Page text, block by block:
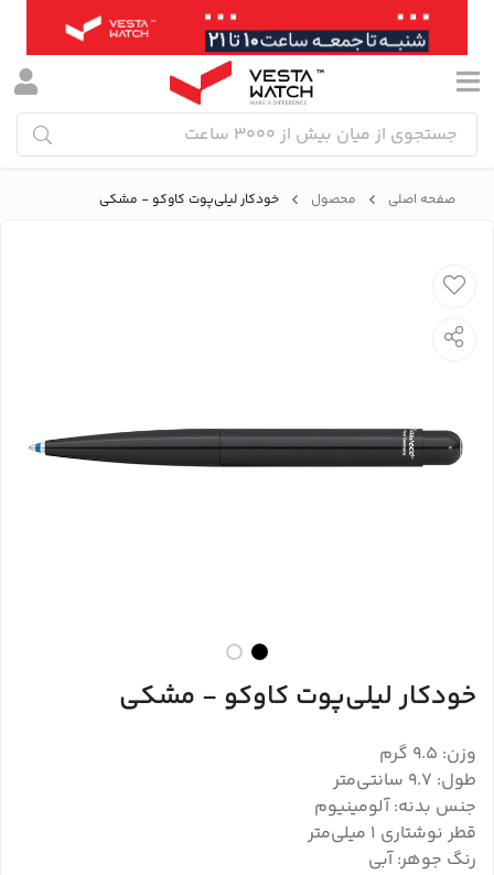
صفحه اصلی محصول خودکار لیلی‌پوت کاوکو - مشکی
خودکار لیلی‌پوت کاوکو - مشکی
وزن: 9.5 گرم
طول: 9.7 سانتی‌متر
جنس بدنه: آلومینیوم
قطر نوشتاری ۱ میلی‌متر
رنگ جوهر: آبی